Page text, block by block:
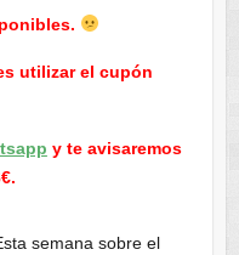
utilizar el cupón
y te avisaremos
semana sobre el